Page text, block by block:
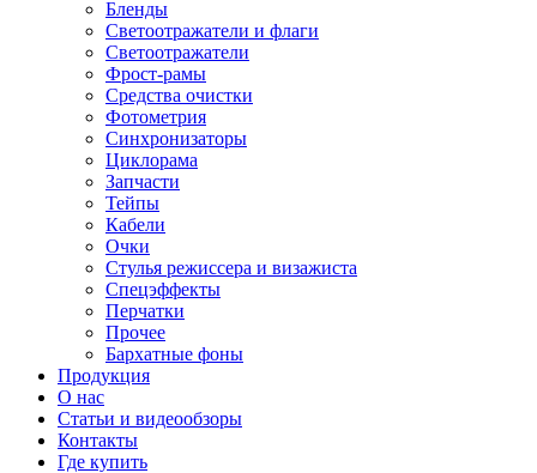
Бленды
Светоотражатели и флаги
Светоотражатели
Фрост-рамы
Средства очистки
Фотометрия
Синхронизаторы
Циклорама
Запчасти
Тейпы
Кабели
Очки
Стулья режиссера и визажиста
Спецэффекты
Перчатки
Прочее
Бархатные фоны
Продукция
О нас
Статьи и видеообзоры
Контакты
Где купить